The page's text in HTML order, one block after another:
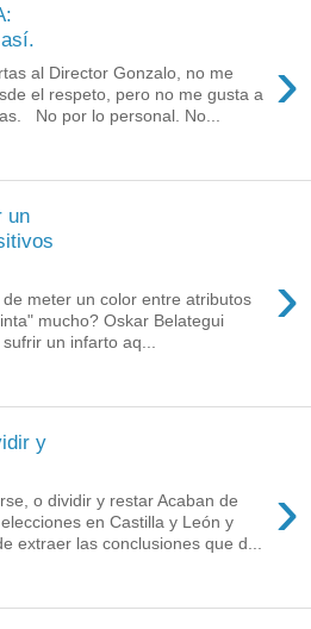
›
al Director Gonzalo, no me
el respeto, pero no me gusta a
No por lo personal. No...
un
›
meter un color entre atributos
mucho? Oskar Belategui
un infarto aq...
y
›
o dividir y restar Acaban de
en Castilla y León y
extraer las conclusiones que d...